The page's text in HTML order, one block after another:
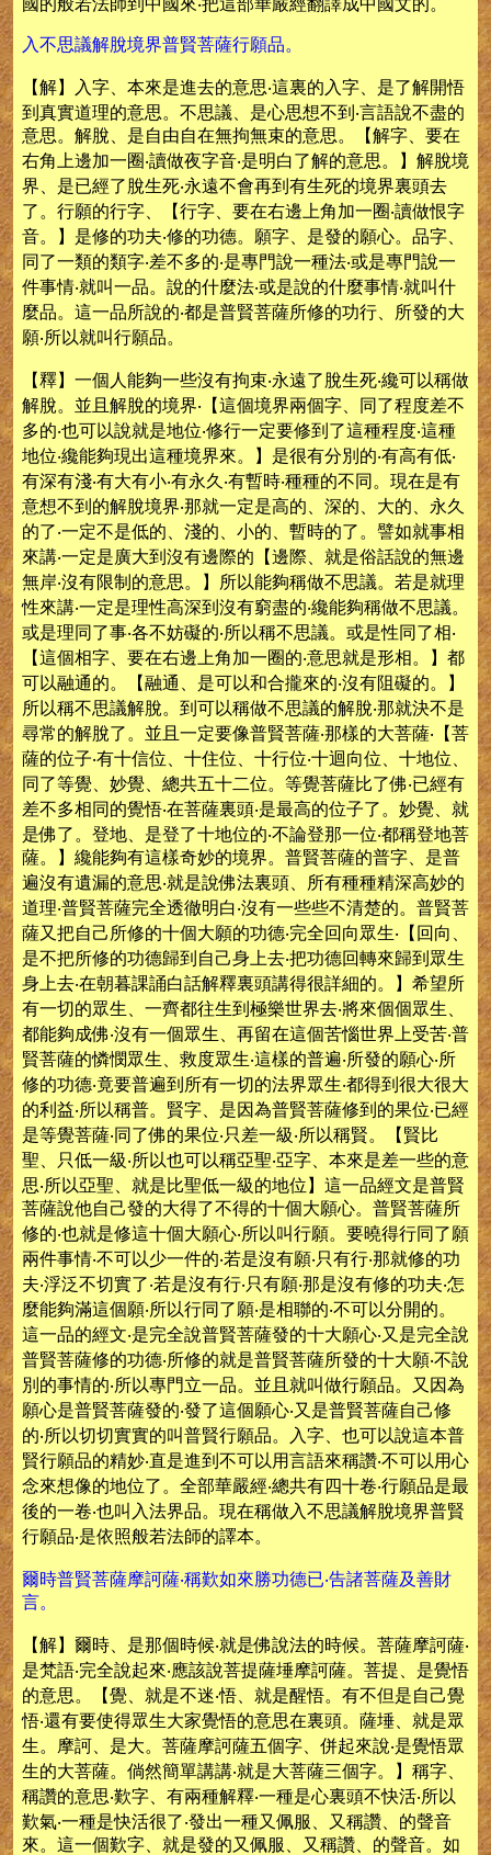
入不思議解脫境界普賢菩薩行願品。
【解】入字、本來是進去的意思‧這裏的入字、是了解開悟
到真實道理的意思。不思議、是心思想不到‧言語說不盡的
意思。解脫、是自由自在無拘無束的意思。【解字、要在
右角上邊加一圈‧讀做夜字音‧是明白了解的意思。】解脫境
界、是已經了脫生死‧永遠不會再到有生死的境界裏頭去
了。行願的行字、【行字、要在右邊上角加一圈‧讀做恨字
音。】是修的功夫‧修的功德。願字、是發的願心。品字、
同了一類的類字‧差不多的‧是專門說一種法‧或是專門說一
件事情‧就叫一品。說的什麼法‧或是說的什麼事情‧就叫什
麼品。這一品所說的‧都是普賢菩薩所修的功行、所發的大
願‧所以就叫行願品。
【釋】一個人能夠一些沒有拘束‧永遠了脫生死‧纔可以稱做
解脫。並且解脫的境界‧【這個境界兩個字、同了程度差不
多的‧也可以說就是地位‧修行一定要修到了這種程度‧這種
地位‧纔能夠現出這種境界來。】是很有分別的‧有高有低‧
有深有淺‧有大有小‧有永久‧有暫時‧種種的不同。現在是有
意想不到的解脫境界‧那就一定是高的、深的、大的、永久
的了‧一定不是低的、淺的、小的、暫時的了。譬如就事相
來講‧一定是廣大到沒有邊際的【邊際、就是俗話說的無邊
無岸‧沒有限制的意思。】所以能夠稱做不思議。若是就理
性來講‧一定是理性高深到沒有窮盡的‧纔能夠稱做不思議。
或是理同了事‧各不妨礙的‧所以稱不思議。或是性同了相‧
【這個相字、要在右邊上角加一圈的‧意思就是形相。】都
可以融通的。【融通、是可以和合攏來的‧沒有阻礙的。】
所以稱不思議解脫。到可以稱做不思議的解脫‧那就決不是
尋常的解脫了。並且一定要像普賢菩薩‧那樣的大菩薩‧【菩
薩的位子‧有十信位、十住位、十行位‧十迴向位、十地位、
同了等覺、妙覺、總共五十二位。等覺菩薩比了佛‧已經有
差不多相同的覺悟‧在菩薩裏頭‧是最高的位子了。妙覺、就
是佛了。登地、是登了十地位的‧不論登那一位‧都稱登地菩
薩。】纔能夠有這樣奇妙的境界。普賢菩薩的普字、是普
遍沒有遺漏的意思‧就是說佛法裏頭、所有種種精深高妙的
道理‧普賢菩薩完全透徹明白‧沒有一些些不清楚的。普賢菩
薩又把自己所修的十個大願的功德‧完全回向眾生‧【回向、
是不把所修的功德歸到自己身上去‧把功德回轉來歸到眾生
身上去‧在朝暮課誦白話解釋裏頭講得很詳細的。】希望所
有一切的眾生、一齊都往生到極樂世界去‧將來個個眾生、
都能夠成佛‧沒有一個眾生、再留在這個苦惱世界上受苦‧普
賢菩薩的憐憫眾生、救度眾生‧這樣的普遍‧所發的願心‧所
修的功德‧竟要普遍到所有一切的法界眾生‧都得到很大很大
的利益‧所以稱普。賢字、是因為普賢菩薩修到的果位‧已經
是等覺菩薩‧同了佛的果位‧只差一級‧所以稱賢。【賢比
聖、只低一級‧所以也可以稱亞聖‧亞字、本來是差一些的意
思‧所以亞聖、就是比聖低一級的地位】這一品經文是普賢
菩薩說他自己發的大得了不得的十個大願心。普賢菩薩所
修的‧也就是修這十個大願心‧所以叫行願。要曉得行同了願
兩件事情‧不可以少一件的‧若是沒有願‧只有行‧那就修的功
夫‧浮泛不切實了‧若是沒有行‧只有願‧那是沒有修的功夫‧怎
麼能夠滿這個願‧所以行同了願‧是相聯的‧不可以分開的。
這一品的經文‧是完全說普賢菩薩發的十大願心‧又是完全說
普賢菩薩修的功德‧所修的就是普賢菩薩所發的十大願‧不說
別的事情的‧所以專門立一品。並且就叫做行願品。又因為
願心是普賢菩薩發的‧發了這個願心‧又是普賢菩薩自己修
的‧所以切切實實的叫普賢行願品。入字、也可以說這本普
賢行願品的精妙‧直是進到不可以用言語來稱讚‧不可以用心
念來想像的地位了。全部華嚴經‧總共有四十卷‧行願品是最
後的一卷‧也叫入法界品。現在稱做入不思議解脫境界普賢
行願品‧是依照般若法師的譯本。
爾時普賢菩薩摩訶薩‧稱歎如來勝功德已‧告諸菩薩及善財
言。
【解】爾時、是那個時候‧就是佛說法的時候。菩薩摩訶薩‧
是梵語‧完全說起來‧應該說菩提薩埵摩訶薩。菩提、是覺悟
的意思。【覺、就是不迷‧悟、就是醒悟。有不但是自己覺
悟‧還有要使得眾生大家覺悟的意思在裏頭。薩埵、就是眾
生。摩訶、是大。菩薩摩訶薩五個字、併起來說‧是覺悟眾
生的大菩薩。倘然簡單講講‧就是大菩薩三個字。】稱字、
稱讚的意思‧歎字、有兩種解釋‧一種是心裏頭不快活‧所以
歎氣‧一種是快活很了‧發出一種又佩服、又稱讚、的聲音
來。這一個歎字、就是發的又佩服、又稱讚、的聲音。如